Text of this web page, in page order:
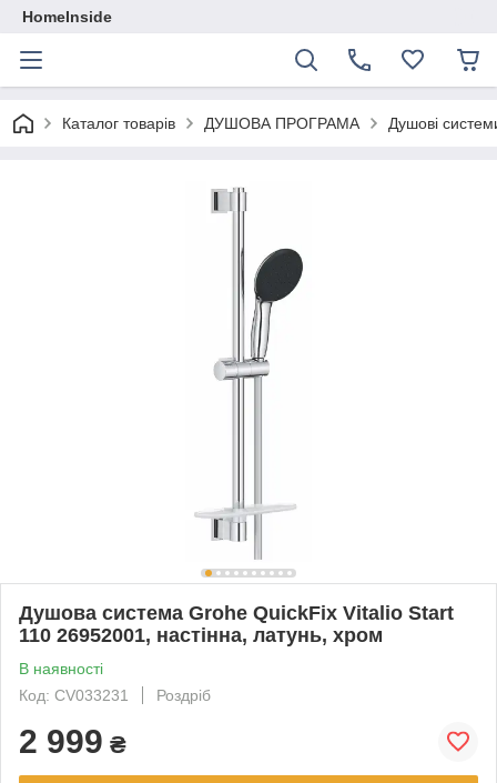
HomeInside
Каталог товарiв ДУШОВА ПРОГРАМА Душові
Душова система Grohe QuickFix Vitalio Start
110 26952001, настінна, латунь, хром
В наявності
Код: CV033231
Роздріб
2 999 ₴